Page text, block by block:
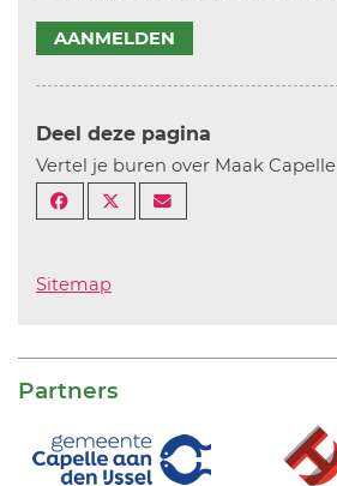
AANMELDEN
Deel deze pagina
Vertel je buren over Maak Capelle
Sitemap
Partners